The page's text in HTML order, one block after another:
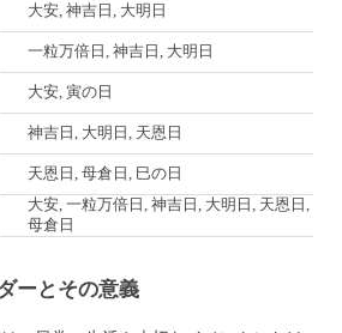
大安, 神吉日, 大明日
一粒万倍日, 神吉日, 大明日
大安, 寅の日
神吉日, 大明日, 天恩日
天恩日, 母倉日, 巳の日
大安, 一粒万倍日, 神吉日, 大明日, 天恩日,
母倉日
ーとその意義